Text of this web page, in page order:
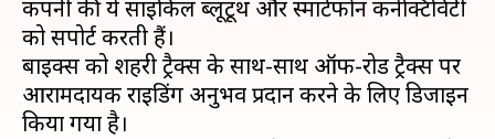
कंपनी की ये साइकिल ब्लूटूथ और स्मार्टफोन कनेक्टिविटी
को सपोर्ट करती हैं।
बाइक्स को शहरी ट्रैक्स के साथ-साथ ऑफ-रोड ट्रैक्स पर
आरामदायक राइडिंग अनुभव प्रदान करने के लिए डिजाइन
किया गया है।